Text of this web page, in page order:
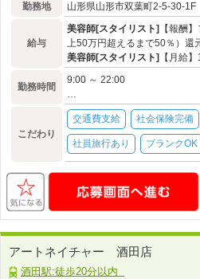
勤務地 山形県山形市双葉町2-5-30-1F
給与
美容師[スタイリスト]
【報酬
上50万円超えるまで50％）
美容師[スタイリスト]
【月給
勤務時間
9:00 ～ 22:00
…
こだわり
交通費支給 社会保険完備
社員旅行あり ブランクOK
アートネイチャー 酒田店
酒田駅:徒歩20分以内